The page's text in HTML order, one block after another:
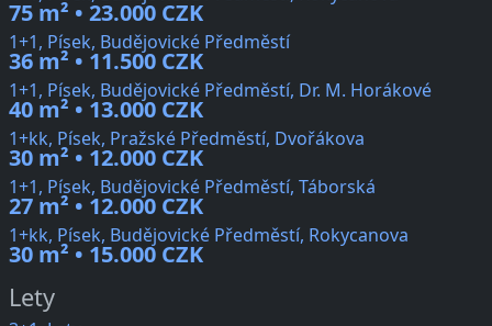
75 m² • 23.000 CZK
1+1, Písek, Budějovické Předměstí
36 m² • 11.500 CZK
1+1, Písek, Budějovické Předměstí, Dr. M. Horákové
40 m² • 13.000 CZK
1+kk, Písek, Pražské Předměstí, Dvořákova
30 m² • 12.000 CZK
1+1, Písek, Budějovické Předměstí, Táborská
27 m² • 12.000 CZK
1+kk, Písek, Budějovické Předměstí, Rokycanova
30 m² • 15.000 CZK
Lety